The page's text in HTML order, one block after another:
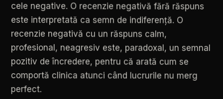
cele negative. O recenzie negativă fără răspuns
este interpretată ca semn de indiferență. O
recenzie negativă cu un răspuns calm,
profesional, neagresiv este, paradoxal, un semnal
pozitiv de încredere, pentru că arată cum se
comportă clinica atunci când lucrurile nu merg
perfect.